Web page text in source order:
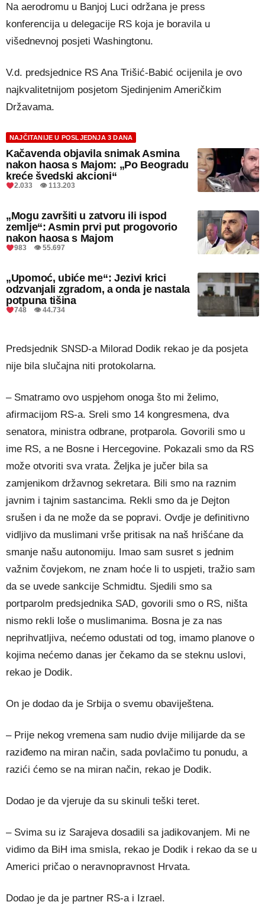
Na aerodromu u Banjoj Luci održana je press
konferencija u delegacije RS koja je boravila u
višednevnoj posjeti Washingtonu.
V.d. predsjednice RS Ana Trišić-Babić ocijenila je ovo
najkvalitetnijom posjetom Sjedinjenim Američkim
Državama.
NAJČITANIJE U POSLJEDNJA 3 DANA
Kačavenda objavila snimak Asmina
nakon haosa s Majom: „Po Beogradu
kreće švedski akcioni“
2.033 👁 113.203
„Mogu završiti u zatvoru ili ispod
zemlje“: Asmin prvi put progovorio
nakon haosa s Majom
983 👁 55.697
„Upomoć, ubiće me“: Jezivi krici
odzvanjali zgradom, a onda je nastala
potpuna tišina
748 👁 44.734
Predsjednik SNSD-a Milorad Dodik rekao je da posjeta
nije bila slučajna niti protokolarna.
– Smatramo ovo uspjehom onoga što mi želimo,
afirmacijom RS-a. Sreli smo 14 kongresmena, dva
senatora, ministra odbrane, protparola. Govorili smo u
ime RS, a ne Bosne i Hercegovine. Pokazali smo da RS
može otvoriti sva vrata. Željka je jučer bila sa
zamjenikom državnog sekretara. Bili smo na raznim
javnim i tajnim sastancima. Rekli smo da je Dejton
srušen i da ne može da se popravi. Ovdje je definitivno
vidljivo da muslimani vrše pritisak na naš hrišćane da
smanje našu autonomiju. Imao sam susret s jednim
važnim čovjekom, ne znam hoće li to uspjeti, tražio sam
da se uvede sankcije Schmidtu. Sjedili smo sa
portparolm predsjednika SAD, govorili smo o RS, ništa
nismo rekli loše o muslimanima. Bosna je za nas
neprihvatljiva, nećemo odustati od tog, imamo planove o
kojima nećemo danas jer čekamo da se steknu uslovi,
rekao je Dodik.
On je dodao da je Srbija o svemu obaviještena.
– Prije nekog vremena sam nudio dvije milijarde da se
raziđemo na miran način, sada povlačimo tu ponudu, a
razići ćemo se na miran način, rekao je Dodik.
Dodao je da vjeruje da su skinuli teški teret.
– Svima su iz Sarajeva dosadili sa jadikovanjem. Mi ne
vidimo da BiH ima smisla, rekao je Dodik i rekao da se u
Americi pričao o neravnopravnost Hrvata.
Dodao je da je partner RS-a i Izrael.